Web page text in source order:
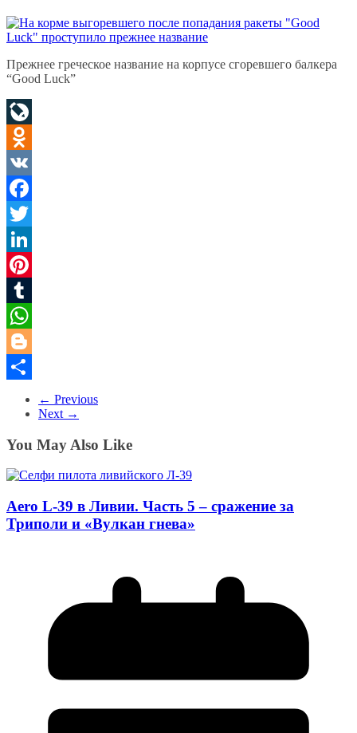
Прежнее греческое название на корпусе сгоревшего балкера
“Good Luck”
LiveJournal
Odnoklassniki
VK
Facebook
Twitter
LinkedIn
Pinterest
Tumblr
WhatsApp
Blogger
← Previous
Next →
You May Also Like
Aero L-39 в Ливии. Часть 5 – сражение за
Триполи и «Вулкан гнева»